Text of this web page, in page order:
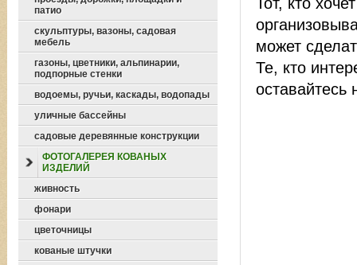
может
Те, кто
оставайтесь
патио
скульптуры, вазоны, садовая
мебель
газоны, цветники, альпинарии,
подпорные стенки
водоемы, ручьи, каскады, водопады
уличные бассейны
садовые деревянные конструкции
ФОТОГАЛЕРЕЯ КОВАНЫХ
ИЗДЕЛИЙ
живность
фонари
цветочницы
кованые штучки